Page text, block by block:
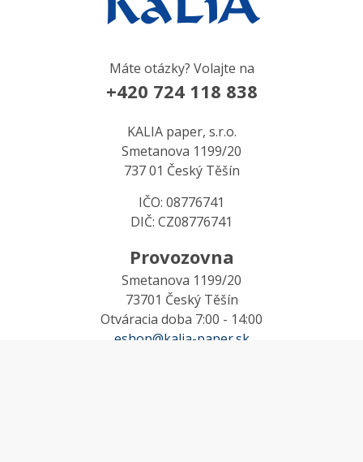
Máte otázky? Volajte na
+420 724 118 838
KALIA paper, s.r.o.
Smetanova 1199/20
737 01 Český Těšín
IČO: 08776741
DIČ: CZ08776741
Provozovna
Smetanova 1199/20
73701 Český Těšín
Otváracia doba 7:00 - 14:00
eshop@kalia-paper.sk